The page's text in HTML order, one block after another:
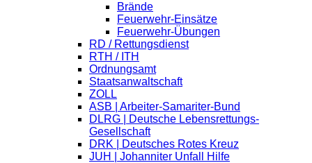
Brände
Feuerwehr-Einsätze
Feuerwehr-Übungen
RD / Rettungsdienst
RTH / ITH
Ordnungsamt
Staatsanwaltschaft
ZOLL
ASB | Arbeiter-Samariter-Bund
DLRG | Deutsche Lebensrettungs-
Gesellschaft
DRK | Deutsches Rotes Kreuz
JUH | Johanniter Unfall Hilfe